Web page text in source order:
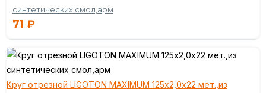
синтетических смол,арм
71 ₽
Круг отрезной LIGOTON MAXIMUM 125х2,0х22 мет.,из